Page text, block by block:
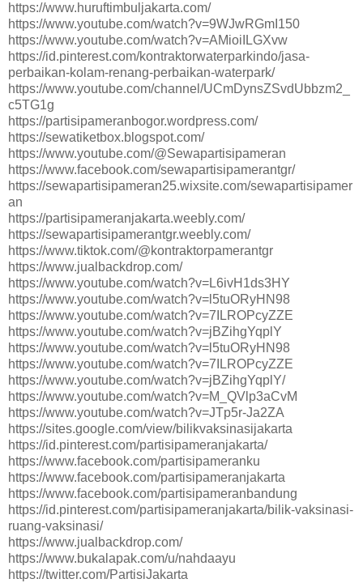
https://www.huruftimbuljakarta.com/
https://www.youtube.com/watch?v=9WJwRGmI150
https://www.youtube.com/watch?v=AMioiILGXvw
https://id.pinterest.com/kontraktorwaterparkindo/jasa-
perbaikan-kolam-renang-perbaikan-waterpark/
https://www.youtube.com/channel/UCmDynsZSvdUbbzm2_
c5TG1g
https://partisipameranbogor.wordpress.com/
https://sewatiketbox.blogspot.com/
https://www.youtube.com/@Sewapartisipameran
https://www.facebook.com/sewapartisipamerantgr/
https://sewapartisipameran25.wixsite.com/sewapartisipamer
an
https://partisipameranjakarta.weebly.com/
https://sewapartisipamerantgr.weebly.com/
https://www.tiktok.com/@kontraktorpamerantgr
https://www.jualbackdrop.com/
https://www.youtube.com/watch?v=L6ivH1ds3HY
https://www.youtube.com/watch?v=l5tuORyHN98
https://www.youtube.com/watch?v=7ILROPcyZZE
https://www.youtube.com/watch?v=jBZihgYqplY
https://www.youtube.com/watch?v=l5tuORyHN98
https://www.youtube.com/watch?v=7ILROPcyZZE
https://www.youtube.com/watch?v=jBZihgYqplY/
https://www.youtube.com/watch?v=M_QVlp3aCvM
https://www.youtube.com/watch?v=JTp5r-Ja2ZA
https://sites.google.com/view/bilikvaksinasijakarta
https://id.pinterest.com/partisipameranjakarta/
https://www.facebook.com/partisipameranku
https://www.facebook.com/partisipameranjakarta
https://www.facebook.com/partisipameranbandung
https://id.pinterest.com/partisipameranjakarta/bilik-vaksinasi-
ruang-vaksinasi/
https://www.jualbackdrop.com/
https://www.bukalapak.com/u/nahdaayu
https://twitter.com/PartisiJakarta